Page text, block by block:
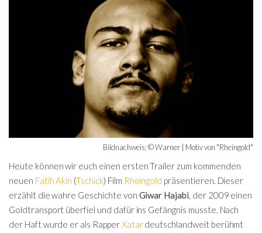
Bildnachweis: © Warner | Motiv von "Rheingold"
Heute können wir euch einen ersten Trailer zum kommenden
neuen Fatih Akin (Tschick) Film Rheingold präsentieren. Dieser
erzählt die wahre Geschichte von Giwar Hajabi, der 2009 einen
Goldtransport überfiel und dafür ins Gefängnis musste. Nach
der Haft wurde er als RapperXatardeutschlandweit berühmt